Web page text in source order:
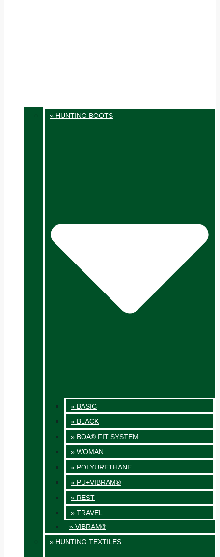
» HUNTING BOOTS
» BASIC
» BLACK
» BOA® FIT SYSTEM
» WOMAN
» POLYURETHANE
» PU+VIBRAM®
» REST
» TRAVEL
» VIBRAM®
» HUNTING TEXTILES